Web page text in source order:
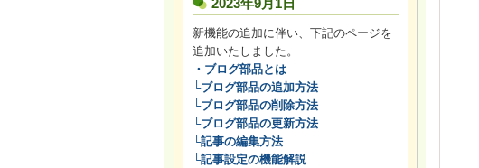
2023年9月1日
新機能の追加に伴い、下記のページを
追加いたしました。
・ ブログ部品とは
└ブログ部品の追加方法
└ブログ部品の削除方法
└ブログ部品の更新方法
└記事の編集方法
└記事設定の機能解説